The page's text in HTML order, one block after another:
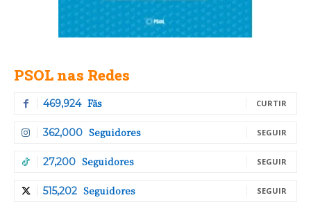
PSOL nas Redes
469,924 Fãs CURTIR
362,000 Seguidores SEGUIR
27,200 Seguidores SEGUIR
515,202 Seguidores SEGUIR